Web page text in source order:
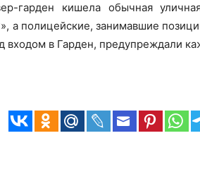
гарден кишела обычная
а полицейские, занимавшие
входом в Гарден, предупреждали